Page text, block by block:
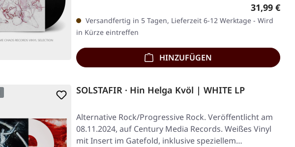
Regulärer
31,99 €
Versandfertig in 5 Tagen, Lieferzeit 6-12 Werktage - Wird
in Kürze eintreffen
HINZUFÜGEN
SOLSTAFIR · Hin Helga Kvöl | WHITE LP
Alternative Rock/Progressive Rock. Veröffentlicht am
08.11.2024, auf Century Media Records. Weißes Vinyl
mit Insert im Gatefold, inklusive speziellem…